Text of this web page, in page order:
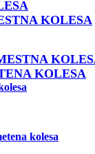
KOLESA
KOLESA
kolesa